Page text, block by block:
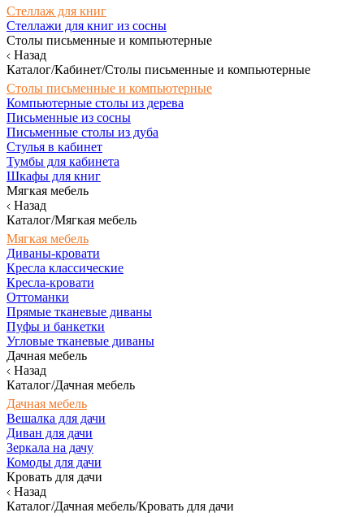
Стеллаж для книг
Стеллажи для книг из сосны
Столы письменные и компьютерные
Назад
Каталог/Кабинет/Столы письменные и компьютерные
Столы письменные и компьютерные
Компьютерные столы из дерева
Письменные из сосны
Письменные столы из дуба
Стулья в кабинет
Тумбы для кабинета
Шкафы для книг
Мягкая мебель
Назад
Каталог/Мягкая мебель
Мягкая мебель
Диваны-кровати
Кресла классические
Кресла-кровати
Оттоманки
Прямые тканевые диваны
Пуфы и банкетки
Угловые тканевые диваны
Дачная мебель
Назад
Каталог/Дачная мебель
Дачная мебель
Вешалка для дачи
Диван для дачи
Зеркала на дачу
Комоды для дачи
Кровать для дачи
Назад
Каталог/Дачная мебель/Кровать для дачи